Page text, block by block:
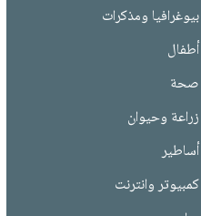
بيوغرافيا ومذكرات
أطفال
صحة
زراعة وحيوان
أساطير
كمبيوتر وانترنت